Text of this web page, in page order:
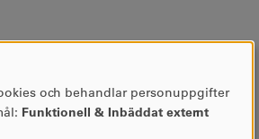
och behandlar personuppgifter
Funktionell & Inbäddat externt